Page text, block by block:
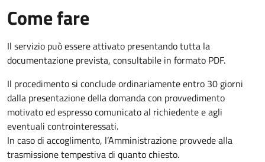
Come fare
Il servizio può essere attivato presentando tutta la
documentazione prevista, consultabile in formato PDF.
Il procedimento si conclude ordinariamente entro 30 giorni
dalla presentazione della domanda con provvedimento
motivato ed espresso comunicato al richiedente e agli
eventuali controinteressati.
In caso di accoglimento, l’Amministrazione provvede alla
trasmissione tempestiva di quanto chiesto.